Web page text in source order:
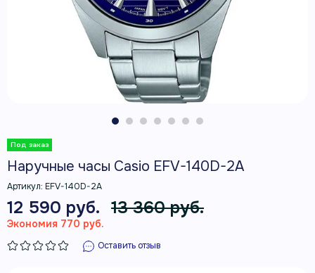
Наручные часы Casio EFV-140D-2A
Артикул: EFV-140D-2A
12 590 руб. 13 360 руб.
Экономия 770 руб.
Оставить отзыв